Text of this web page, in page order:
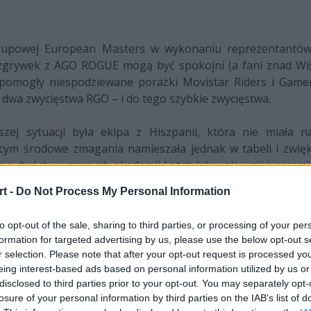
- Do Not Process My Personal Information
opt-out of the sale, sharing to third parties, or processing of your
for targeted advertising by us, please use the below opt-out
selection. Please note that after your opt-out request is processed
interest-based ads based on personal information utilized by us
to third parties prior to your opt-out. You may separately
of your personal information by third parties on the IAB’s list of
European Masters w wykonaniu
z AGO ROGUE mogą być spokojni (a fani znad
niespodziewane porażki Movistar Riders i
zwycięstwa RGO – i do tego szybkie zwycięstwa.
sytuacji była ekipa z Hiszpanii, która nie miała
środowe zmagania namieszała jednak w tabeli i
dwóch wygranych akademii Łotrzyków, ale wciąż
dopiero po upływie siedemnastej minuty
Masters było już pewne. Niestety, ostatnie słowo
1-3.
wszystkie trzy drużyny z bilansem 4-2 trafią do
jest właśnie AGO ROGUE dzięki najkrótszemu
do walki staną Movistar Riders i GamerLegion, a
podejmie RGO w meczu o pierwsze miejsce i